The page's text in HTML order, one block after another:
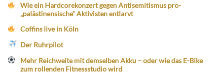
Wie ein Hardcorekonzert gegen Antisemitismus pro-
„palästinensische“ Aktivisten entlarvt
Coffins live in Köln
Der Ruhrpilot
Mehr Reichweite mit demselben Akku – oder wie das E-Bike
zum rollenden Fitnessstudio wird